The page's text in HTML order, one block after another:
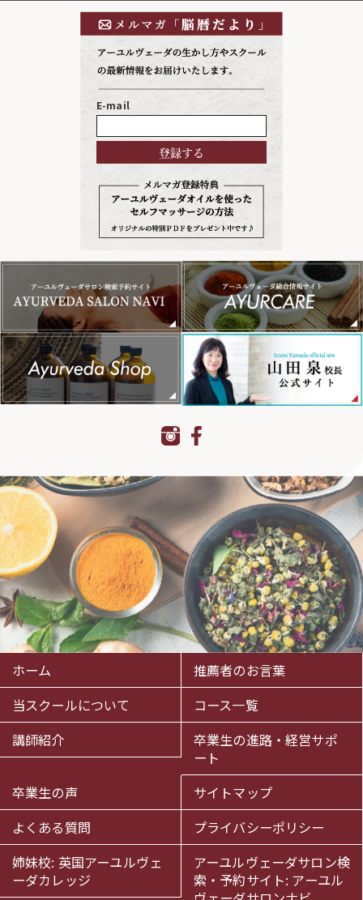
E-mail
ホーム
推薦者のお言葉
当スクールについて
コース一覧
講師紹介
卒業生の進路・経営サポ
ート
卒業生の声
サイトマップ
よくある質問
プライバシーポリシー
姉妹校: 英国アーユルヴェ
ーダカレッジ
アーユルヴェーダサロン検
索・予約サイト: アーユル